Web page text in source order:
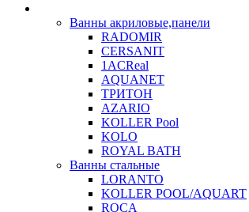
Ванны акриловые,панели
RADOMIR
CERSANIT
1ACReal
AQUANET
ТРИТОН
AZARIO
KOLLER Pool
KOLO
ROYAL BATH
Ванны стальные
LORANTO
KOLLER POOL/AQUART
ROCA